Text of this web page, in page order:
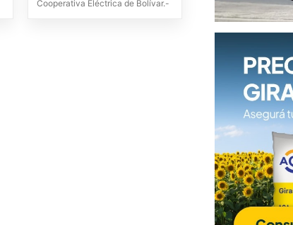
Cooperativa Eléctrica de Bolívar.-